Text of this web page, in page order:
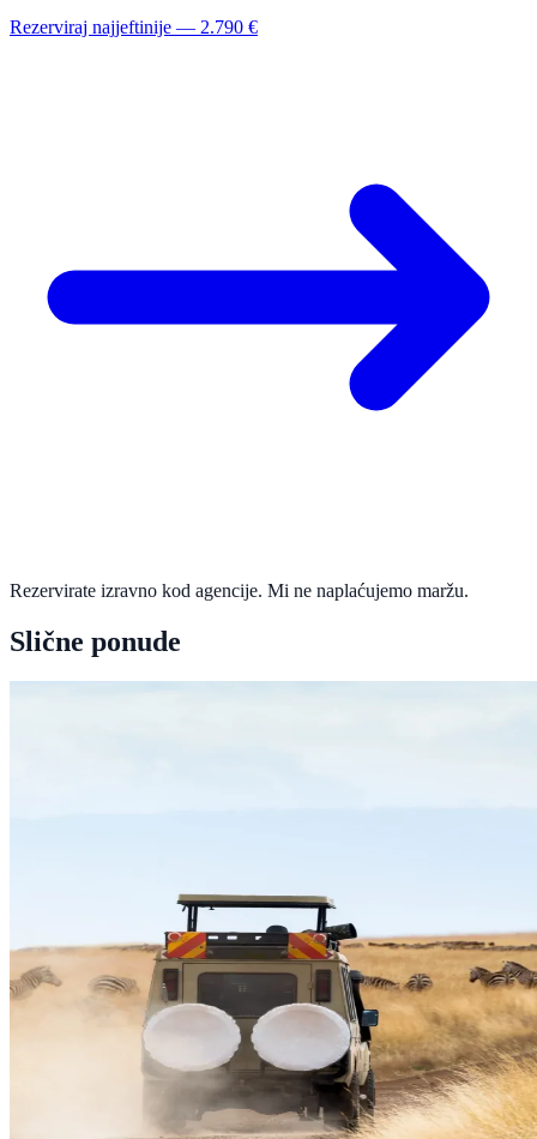
Rezerviraj najjeftinije — 2.790 €
Rezervirate izravno kod agencije. Mi ne naplaćujemo maržu.
Slične ponude